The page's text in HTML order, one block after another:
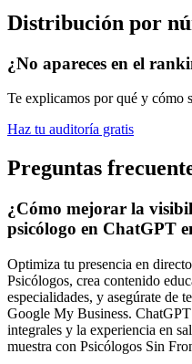
Distribución por
¿No apareces en el
Te explicamos por qué y cómo
Haz tu auditoría gratis
Preguntas
¿Cómo mejorar la
psicólogo en ChatGPT
Optimiza tu presencia en
Psicólogos, crea contenido
especialidades, y asegúrate de
Google My Business.
integrales y la experiencia en
muestra con Psicólogos Sin